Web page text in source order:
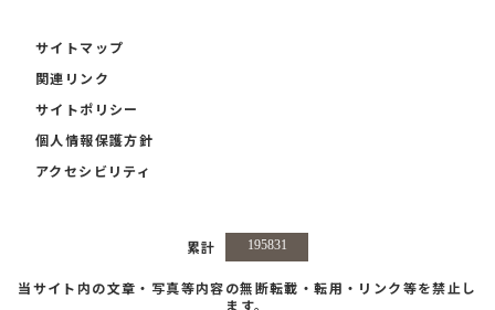
サイトマップ
関連リンク
サイトポリシー
個人情報保護方針
アクセシビリティ
累計
当サイト内の文章・写真等内容の無断転載・転用・リンク等を禁止し
ます。